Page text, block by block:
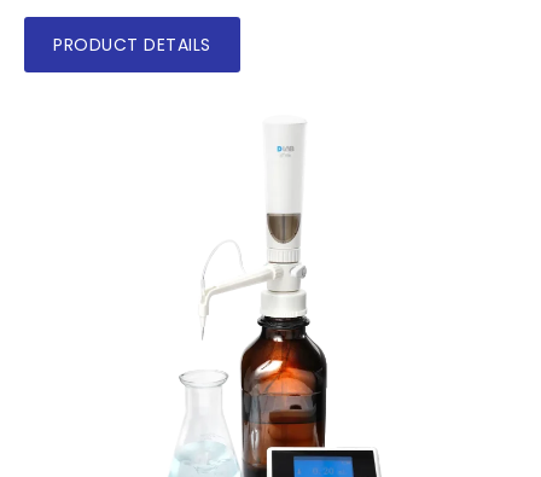
PRODUCT DETAILS